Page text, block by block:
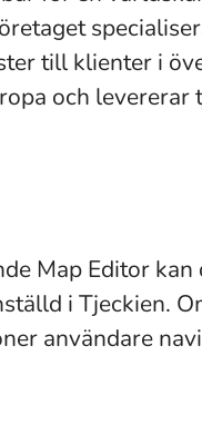
till klienter i
och
Map Editor
i Tjeckien.
användare